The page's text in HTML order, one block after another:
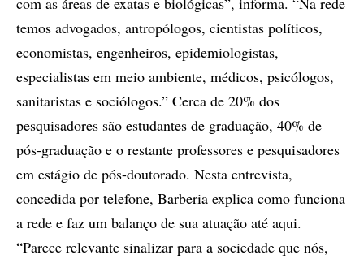
temos advogados, antropólogos, cientistas políticos,
economistas, engenheiros, epidemiologistas,
especialistas em meio ambiente, médicos, psicólogos,
sanitaristas e sociólogos.” Cerca de 20% dos
pesquisadores são estudantes de graduação, 40% de
pós-graduação e o restante professores e pesquisadores
em estágio de pós-doutorado. Nesta entrevista,
concedida por telefone, Barberia explica como funciona
a rede e faz um balanço de sua atuação até aqui.
“Parece relevante sinalizar para a sociedade que nós,